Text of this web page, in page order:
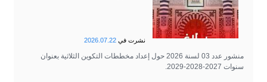
نشرت في 2026.07.22
منشور عدد 03 لسنة 2026 حول إعداد مخططات التكوين الثلاثية بعنوان
سنوات 2027-2028-2029.